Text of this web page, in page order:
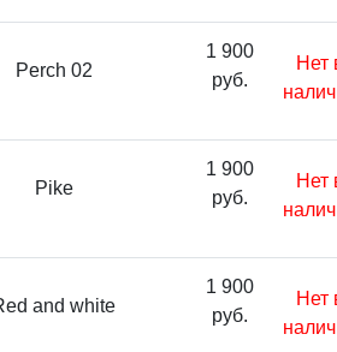
Perch 02
1 900
руб.
Нет
Pike
1 900
руб.
Нет
and white
1 900
руб.
Нет